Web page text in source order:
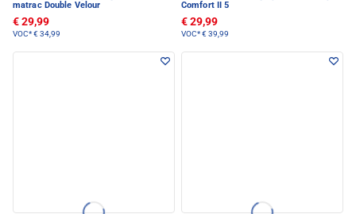
matrac Double Velour
€ 29,99
VOC*€ 34,99
Comfort II 5
€ 29,99
VOC*€ 39,99